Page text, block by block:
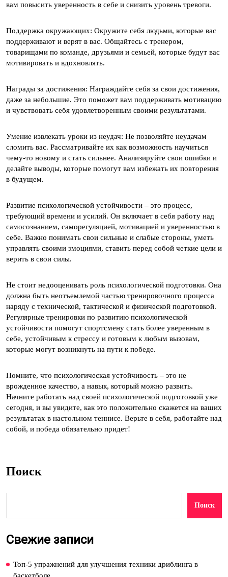
вам повысить уверенность в себе и снизить уровень тревоги.
Поддержка окружающих: Окружите себя людьми, которые вас
поддерживают и верят в вас. Общайтесь с тренером,
товарищами по команде, друзьями и семьей, которые будут вас
мотивировать и вдохновлять.
Награды за достижения: Награждайте себя за свои достижения,
даже за небольшие. Это поможет вам поддерживать мотивацию
и чувствовать себя удовлетворенным своими результатами.
Умение извлекать уроки из неудач: Не позволяйте неудачам
сломить вас. Рассматривайте их как возможность научиться
чему-то новому и стать сильнее. Анализируйте свои ошибки и
делайте выводы, которые помогут вам избежать их повторения
в будущем.
Развитие психологической устойчивости – это процесс,
требующий времени и усилий. Он включает в себя работу над
самосознанием, саморегуляцией, мотивацией и уверенностью в
себе. Важно понимать свои сильные и слабые стороны, уметь
управлять своими эмоциями, ставить перед собой четкие цели и
верить в свои силы.
Не стоит недооценивать роль психологической подготовки. Она
должна быть неотъемлемой частью тренировочного процесса
наряду с технической, тактической и физической подготовкой.
Регулярные тренировки по развитию психологической
устойчивости помогут спортсмену стать более уверенным в
себе, устойчивым к стрессу и готовым к любым вызовам,
которые могут возникнуть на пути к победе.
Помните, что психологическая устойчивость – это не
врожденное качество, а навык, который можно развить.
Начните работать над своей психологической подготовкой уже
сегодня, и вы увидите, как это положительно скажется на ваших
результатах в настольном теннисе. Верьте в себя, работайте над
собой, и победа обязательно придет!
Поиск
Поиск
Свежие записи
Топ-5 упражнений для улучшения техники дриблинга в